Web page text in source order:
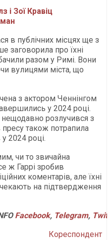
і Зої Кравіц
в публічних місцях ще з
заговорила про їхні
разом у Римі. Вони
вулицями міста, що
з актором Ченнінгом
у 2024 році.
розлучився з
також потрапила
2024 році.
чи то звичайна
ж Гаррі зробив
коментарів, але їхні
на підтвердження
Facebook, Telegram,
Кореспондент